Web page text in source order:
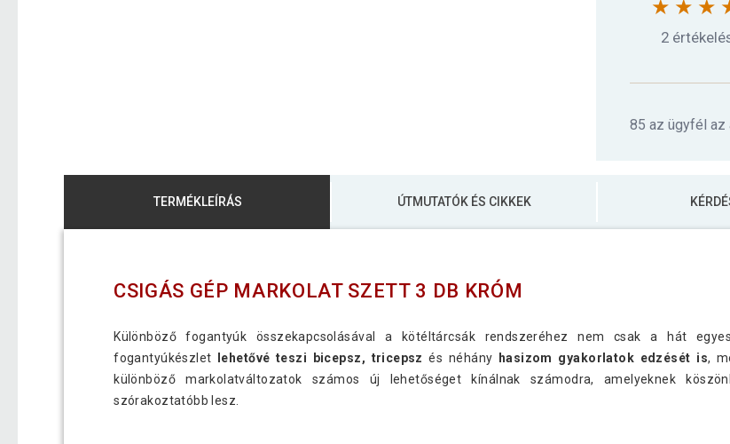
2
85 az ügyfél az
TERMÉKLEÍRÁS ÚTMUTATÓK ÉS CIKKEK
CSIGÁS GÉP MARKOLAT SZETT 3 DB KRÓM
Különböző fogantyúk összekapcsolásával a kötéltárcsák rendszeréhez nem csak a hát
fogantyúkészlet
lehetővé teszi bicepsz, tricepsz és néhány hasizom gyakorlatok edzését is,
különböző markolatváltozatok számos új lehetőséget kínálnak számodra, amelyeknek
szórakoztatóbb lesz.